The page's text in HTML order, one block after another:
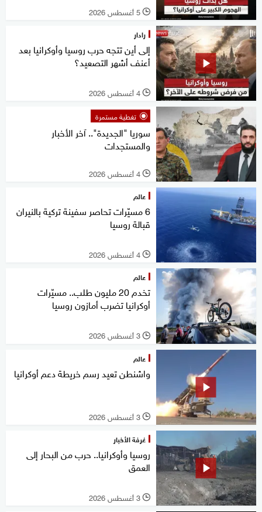
l 5 أغسطس 2026
رادار
إلى أين تتجه حرب روسيا وأوكرانيا بعد
أعنف أشهر التصعيد؟
l 4 أغسطس 2026
تغطية مستمرة
سوريا "الجديدة".. آخر الأخبار
والمستجدات
l 4 أغسطس 2026
عالم
6 مسيّرات تحاصر سفينة تركية بالنيران
قبالة روسيا
l 4 أغسطس 2026
عالم
تخدم 20 مليون طلب.. مسيّرات
أوكرانيا تضرب أمازون روسيا
l 3 أغسطس 2026
عالم
واشنطن تعيد رسم خريطة دعم أوكرانيا
l 3 أغسطس 2026
غرفة الأخبار
روسيا وأوكرانيا.. حرب من البحار إلى
العمق
l 3 أغسطس 2026